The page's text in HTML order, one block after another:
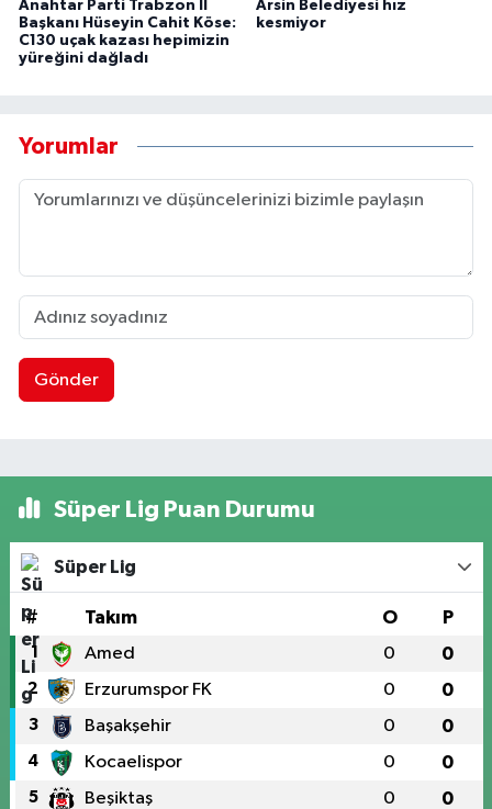
Anahtar Parti Trabzon İl
Başkanı Hüseyin Cahit Köse:
C130 uçak kazası hepimizin
yüreğini dağladı
Arsin Belediyesi hız
kesmiyor
Yorumlar
Gönder
Süper Lig Puan Durumu
Süper Lig
# Takım O P
1 Amed 0 0
2 Erzurumspor FK 0 0
3 Başakşehir 0 0
4 Kocaelispor 0 0
5 Beşiktaş 0 0